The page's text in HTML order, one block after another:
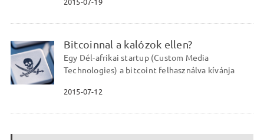
2015-07-19
Bitcoinnal a kalózok ellen?
Egy Dél-afrikai startup (Custom Media
Technologies) a bitcoint felhasználva kívánja
2015-07-12